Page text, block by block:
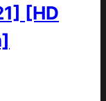
[HD